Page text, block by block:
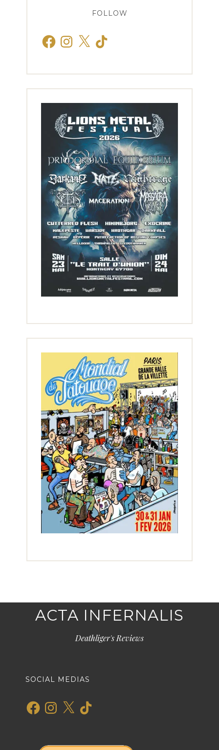
FOLLOW
FacebookInstagram
X TikTok
ACTA INFERNALIS
Deathliger's Reviews
SOCIAL MEDIAS
FacebookInstagram
X TikTok